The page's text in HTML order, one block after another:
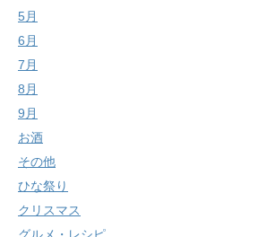
5月
6月
7月
8月
9月
お酒
その他
ひな祭り
クリスマス
グルメ・レシピ